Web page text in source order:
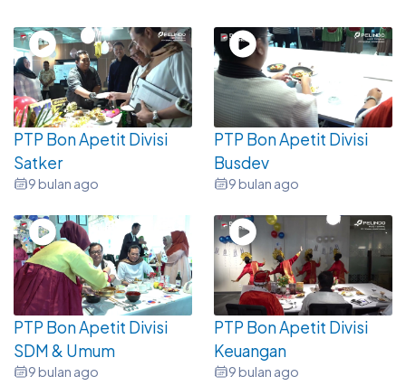
PTP Bon Apetit Divisi
Satker
9 bulan ago
PTP Bon Apetit Divisi
Busdev
9 bulan ago
PTP Bon Apetit Divisi
SDM & Umum
9 bulan ago
PTP Bon Apetit Divisi
Keuangan
9 bulan ago